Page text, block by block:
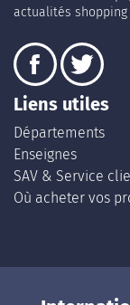
actualités shopping
Liens utiles
Départements
Enseignes
SAV & Service
Où acheter vos